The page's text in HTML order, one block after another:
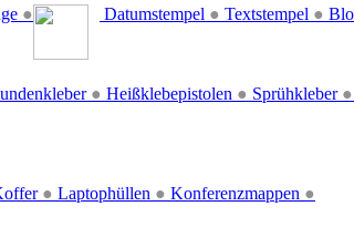
●
Datumstempel ● Textstempel ●
● Heißklebepistolen ● Sprühkleber ●
● Laptophüllen ● Konferenzmappen ●